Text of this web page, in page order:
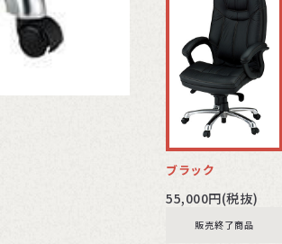
ブラック
55,000円(税抜)
販売終了商品